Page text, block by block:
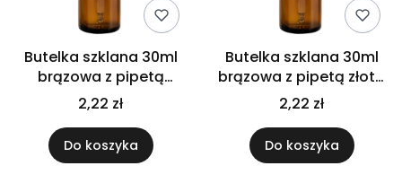
Butelka szklana 30ml
brązowa z pipetą
srebrną
2,22 zł
Do koszyka
Butelka szklana 30ml
brązowa z pipetą złotą
białą
2,22 zł
Do koszyka